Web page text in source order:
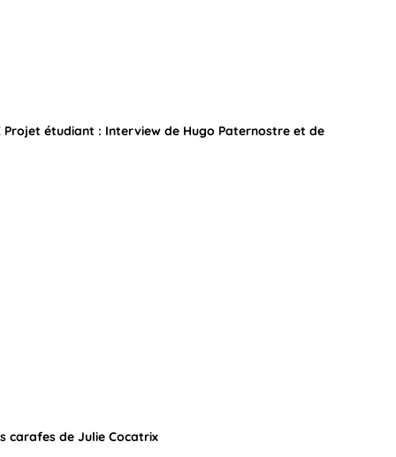
Projet étudiant : Interview de Hugo Paternostre et de
carafes de Julie Cocatrix